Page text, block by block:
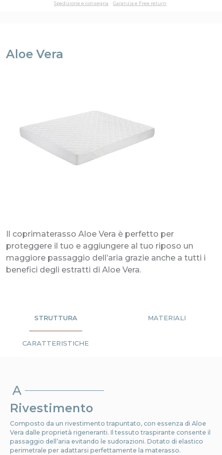
Spedizione e consegna Garanzia e Free return
Aloe Vera
Il coprimaterasso Aloe Vera è perfetto per
proteggere il tuo e aggiungere al tuo riposo un
maggiore passaggio dell’aria grazie anche a tutti i
benefici degli estratti di Aloe Vera.
STRUTTURA MATERIALI
CARATTERISTICHE
A
Rivestimento
Composto da un rivestimento trapuntato, con essenza di Aloe
Vera dalle proprietà rigeneranti. Il tessuto traspirante consente il
passaggio dell’aria evitando le sudorazioni. Dotato di elastico
perimetrale per adattarsi perfettamente la materasso.